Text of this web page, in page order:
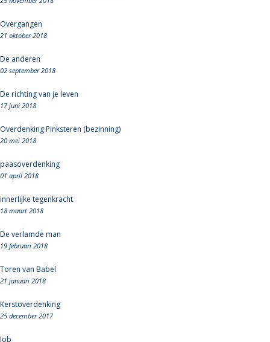
Overgangen
21 oktober 2018
De anderen
02 september 2018
De richting van je leven
17 juni 2018
Overdenking Pinksteren (bezinning)
20 mei 2018
paasoverdenking
01 april 2018
innerlijke tegenkracht
18 maart 2018
De verlamde man
19 februari 2018
Toren van Babel
21 januari 2018
Kerstoverdenking
25 december 2017
Job